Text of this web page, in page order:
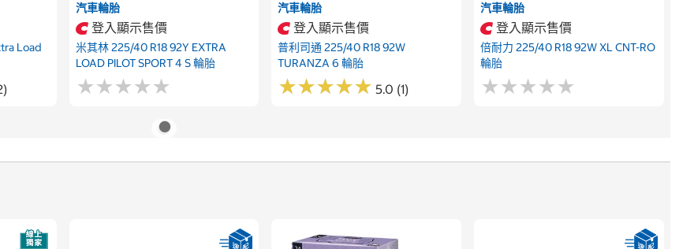
Load
汽車輪胎
登入顯示售價
米其林 225/40 R18 92Y EXTRA
LOAD PILOT SPORT 4 S 輪胎
★★★★★
★★★★★
汽車輪胎
登入顯示售價
普利司通 225/40 R18 92W
TURANZA 6 輪胎
★★★★★
★★★★★ 5.0 (1)
汽車輪胎
登入顯示售價
倍耐力 225/40 R18 92W XL CNT-RO
輪胎
★★★★★
★★★★★